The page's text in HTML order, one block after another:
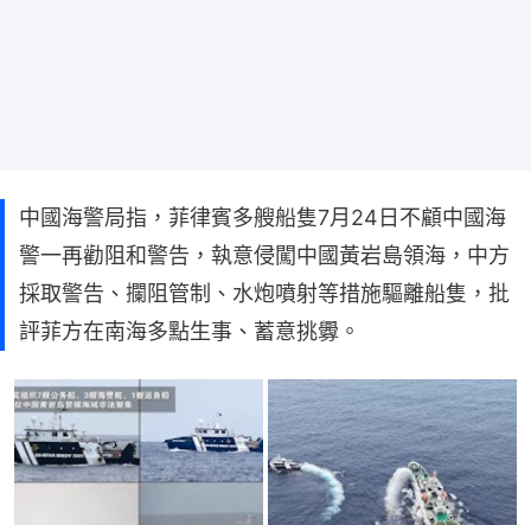
中國海警局指，菲律賓多艘船隻7月24日不顧中國海
警一再勸阻和警告，執意侵闖中國黃岩島領海，中方
採取警告、攔阻管制、水炮噴射等措施驅離船隻，批
評菲方在南海多點生事、蓄意挑釁。